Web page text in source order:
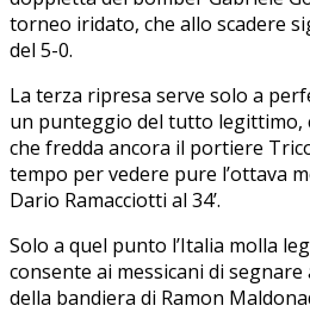
torneo iridato, che allo scadere
del 5-0.
La terza ripresa serve solo a
un punteggio del tutto legittimo,
che fredda ancora il portiere
tempo per vedere pure l’ottava
Dario Ramacciotti al 34’.
Solo a quel punto l’Italia molla
consente ai messicani di
della bandiera di Ramon